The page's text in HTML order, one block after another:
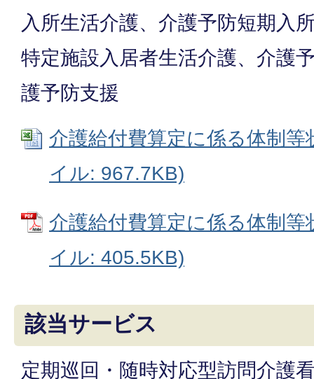
入所生活介護、介護予防短期入
特定施設入居者生活介護、介護
護予防支援
介護給付費算定に係る体制
イル: 967.7KB)
介護給付費算定に係る体制
イル: 405.5KB)
該当サービス
定期巡回・随時対応型訪問介護